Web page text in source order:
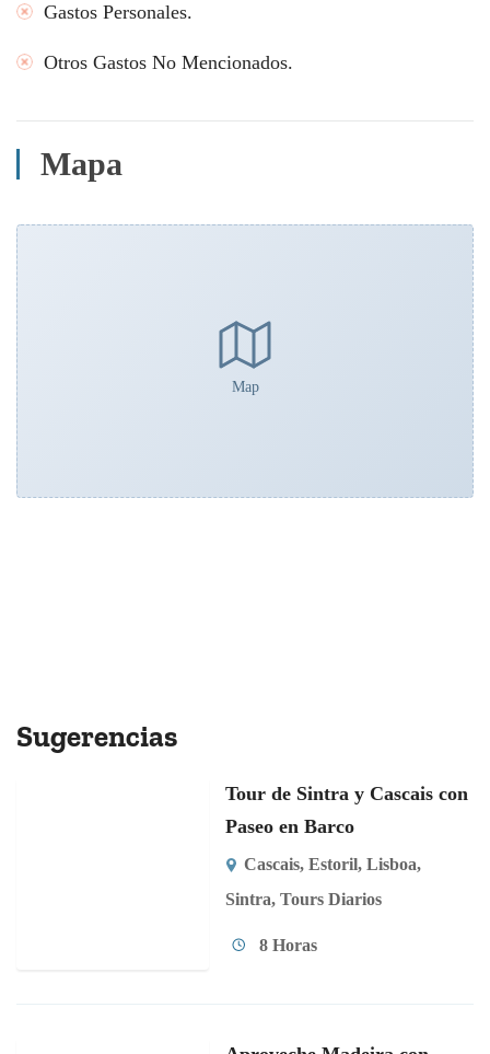
Gastos Personales.
Otros Gastos No Mencionados.
Mapa
Map
Sugerencias
Tour de Sintra y Cascais con
Paseo en Barco
Cascais, Estoril, Lisboa,
Sintra, Tours Diarios
8 Horas